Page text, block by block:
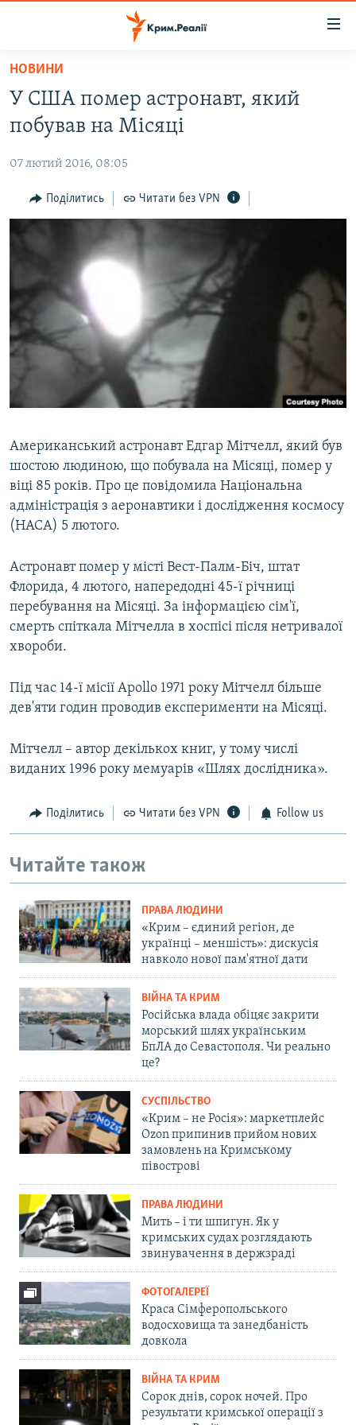
Перейти
основного
матеріалу
Перейти
до
навігації
Перейти
ВОДА.КРИМ
ВІДЕО ТА ФОТО
ПОЛІТИКА
БЛОГИ
ПОГЛЯД
ВСЕ ЗА ДЕНЬ
СПЕЦПРОЕКТИ
ДЕПОРТАЦІЯ
ВІДЕОУРОКИ «ELIFBE»
СВІДЧЕННЯ ОКУПАЦІЇ
ІНФОГРАФІКА
ЯК ОБІЙТИ БЛОКУВАННЯ
Русский
Qırımtatar
ДОЛУЧАЙСЯ!
Усі сайти RFE/RL
НОВИНИ
У США помер астронавт, який
побував на Місяці
07 лютий 2016, 08:05
Поділитись Читати без VPN
Американський астронавт Едгар Мітчелл, який був
шостою людиною, що побувала на Місяці, помер у
віці 85 років. Про це повідомила Національна
адміністрація з аеронавтики і дослідження космосу
(НАСА) 5 лютого.
Астронавт помер у місті Вест-Палм-Біч, штат
Флорида, 4 лютого, напередодні 45-ї річниці
перебування на Місяці. За інформацією сім'ї,
смерть спіткала Мітчелла в хоспісі після нетривалої
хвороби.
Під час 14-ї місії Apollo 1971 року Мітчелл більше
дев'яти годин проводив експерименти на Місяці.
Мітчелл – автор декількох книг, у тому числі
виданих 1996 року мемуарів «Шлях дослідника».
Поділитись Читати без VPN Follow us
Читайте також
ПРАВА ЛЮДИНИ
«Крим – єдиний регіон, де
українці – меншість»: дискусія
навколо нової пам'ятної дати
ВІЙНА ТА КРИМ
Російська влада обіцяє закрити
морський шлях українським
БпЛА до Севастополя. Чи реально
це?
СУСПІЛЬСТВО
«Крим – не Росія»: маркетплейс
Ozon припинив прийом нових
замовлень на Кримському
півострові
ПРАВА ЛЮДИНИ
Мить – і ти шпигун. Як у
кримських судах розглядають
звинувачення в держзраді
ФОТОГАЛЕРЕЇ
Краса Сімферопольського
водосховища та занедбаність
довкола
ВІЙНА ТА КРИМ
Сорок днів, сорок ночей. Про
результати кримської операції з